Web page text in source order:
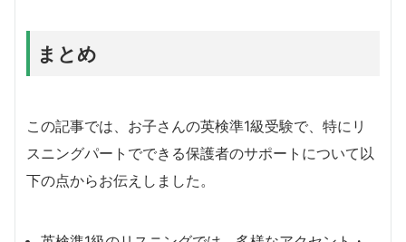
まとめ
この記事では、お子さんの英検準1級受験で、特にリ
スニングパートでできる保護者のサポートについて以
下の点からお伝えしました。